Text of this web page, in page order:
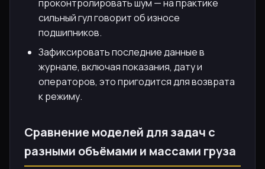
проконтролировать шум — на практике
сильный гул говорит об износе
подшипников.
Зафиксировать последние данные в
журнале, включая показания, дату и
операторов, это пригодится для возврата
к режиму.
Сравнение моделей для задач с
разными объёмами и массами груза